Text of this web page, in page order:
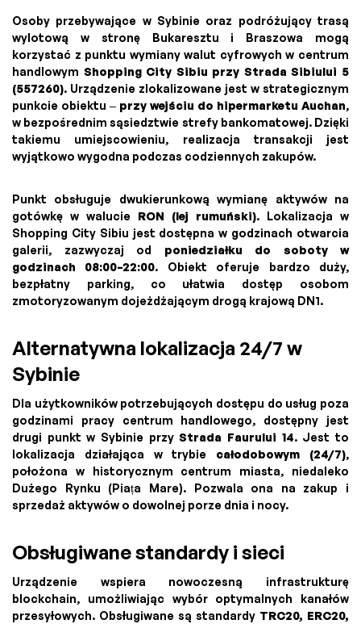
Osoby przebywające w Sybinie oraz podróżujący trasą
wylotową w stronę Bukaresztu i Braszowa mogą
korzystać z punktu wymiany walut cyfrowych w centrum
handlowym Shopping City Sibiu przy Strada Sibiului 5
(557260). Urządzenie zlokalizowane jest w strategicznym
punkcie obiektu – przy wejściu do hipermarketu Auchan,
w bezpośrednim sąsiedztwie strefy bankomatowej. Dzięki
takiemu umiejscowieniu, realizacja transakcji jest
wyjątkowo wygodna podczas codziennych zakupów.
Punkt obsługuje dwukierunkową wymianę aktywów na
gotówkę w walucie RON (lej rumuński). Lokalizacja w
Shopping City Sibiu jest dostępna w godzinach otwarcia
galerii, zazwyczaj od poniedziałku do soboty w
godzinach 08:00–22:00. Obiekt oferuje bardzo duży,
bezpłatny parking, co ułatwia dostęp osobom
zmotoryzowanym dojeżdżającym drogą krajową DN1.
Alternatywna lokalizacja 24/7 w
Sybinie
Dla użytkowników potrzebujących dostępu do usług poza
godzinami pracy centrum handlowego, dostępny jest
drugi punkt w Sybinie przyStrada Faurului 14. Jest to
lokalizacja działająca w trybie całodobowym (24/7),
położona w historycznym centrum miasta, niedaleko
Dużego Rynku (Piața Mare). Pozwala ona na zakup i
sprzedaż aktywów o dowolnej porze dnia i nocy.
Obsługiwane standardy i sieci
Urządzenie wspiera nowoczesną infrastrukturę
blockchain, umożliwiając wybór optymalnych kanałów
przesyłowych. Obsługiwane są standardy TRC20, ERC20,